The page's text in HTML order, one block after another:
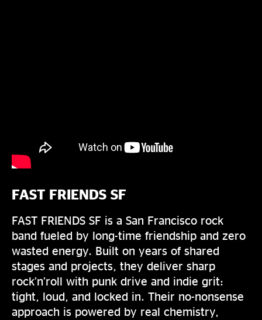
FAST FRIENDS SF
FAST FRIENDS SF is a San Francisco rock
band fueled by long-time friendship and zero
wasted energy. Built on years of shared
stages and projects, they deliver sharp
rock’n’roll with punk drive and indie grit:
tight, loud, and locked in. Their no-nonsense
approach is powered by real chemistry,